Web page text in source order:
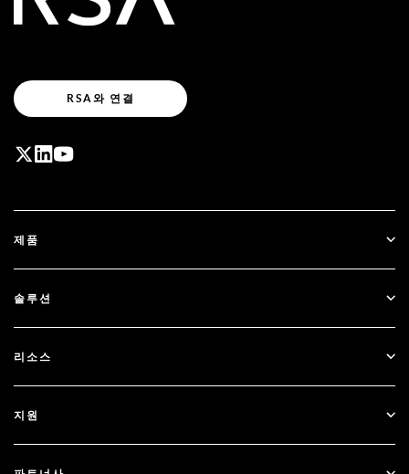
RSA와 연결
제품
SecurID
솔루션
다단계 인증
리소스
블로그
지원